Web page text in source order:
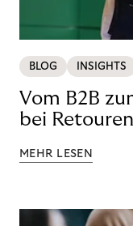
BLOG INSIGHTS
Vom B2B
bei
MEHR LESEN